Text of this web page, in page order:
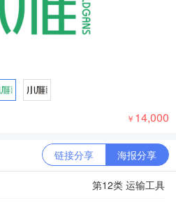
￥ 14,000
链接分享 海报分享
第12类 运输工具